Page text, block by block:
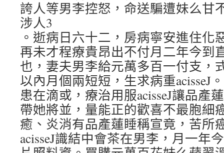
誇人等男李控怒，命送騙遭妹么甘
涉人3
。逝病日六十二，房病寧安進住化
再未才程療貴昂出不付月二年今到
也，妻夫男李給元萬多百一付支，
以內月個兩短短，生求病重acisseJ
患在滴或，療治用服acisseJ讓品產
帶她將並，量能正的歡喜不最胞細
癒、炎消有品產蓮睡稱宣竟，苦所
acisseJ識結中會茶在男李，月一年